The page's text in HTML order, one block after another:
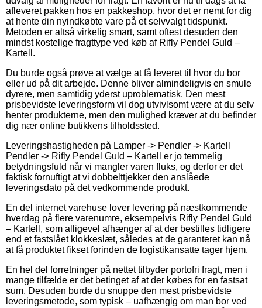
afleveret pakken hos en pakkeshop, hvor det er nemt for dig
at hente din nyindkøbte vare på et selvvalgt tidspunkt.
Metoden er altså virkelig smart, samt oftest desuden den
mindst kostelige fragttype ved køb af Rifly Pendel Guld –
Kartell.
Du burde også prøve at vælge at få leveret til hvor du bor
eller ud på dit arbejde. Denne bliver almindeligvis en smule
dyrere, men samtidig yderst uproblematisk. Den mest
prisbevidste leveringsform vil dog utvivlsomt være at du selv
henter produkterne, men den mulighed kræver at du befinder
dig nær online butikkens tilholdssted.
Leveringshastigheden på Lamper -> Pendler -> Kartell
Pendler -> Rifly Pendel Guld – Kartell er jo temmelig
betydningsfuld når vi mangler varen fluks, og derfor er det
faktisk fornuftigt at vi dobbelttjekker den anslåede
leveringsdato på det vedkommende produkt.
En del internet varehuse lover levering på næstkommende
hverdag på flere varenumre, eksempelvis Rifly Pendel Guld
– Kartell, som alligevel afhænger af at der bestilles tidligere
end et fastslået klokkeslæt, således at de garanteret kan nå
at få produktet fikset forinden de logistikansatte tager hjem.
En hel del forretninger på nettet tilbyder portofri fragt, men i
mange tilfælde er det betinget af at der købes for en fastsat
sum. Desuden burde du snuppe den mest prisbevidste
leveringsmetode, som typisk – uafhængig om man bor ved